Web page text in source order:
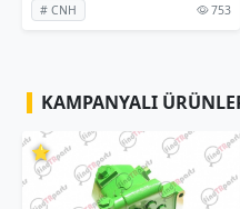
# CNH 1340
KAMPANYALI
⭐